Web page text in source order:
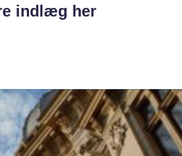
indlæg her